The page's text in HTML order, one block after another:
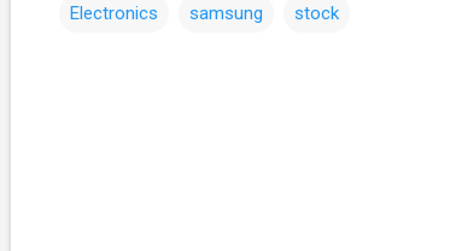
Electronics samsung stock